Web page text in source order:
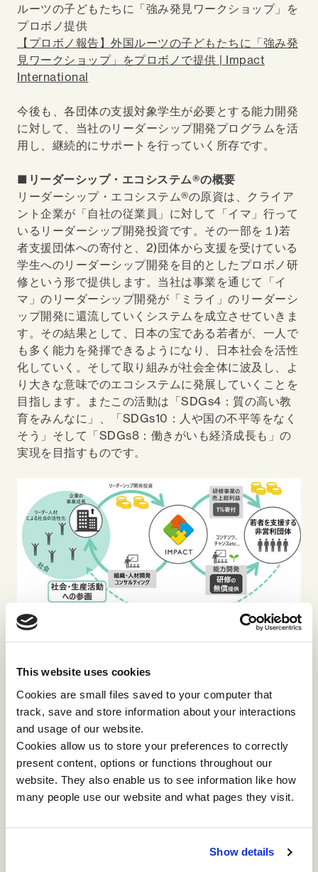
This website uses cookies
Cookies are small files saved to your computer that
track, save and store information about your interactions
and usage of our website.
Cookies allow us to store your preferences to correctly
present content, options or functions throughout our
website. They also enable us to see information like how
many people use our website and what pages they visit.
Show details
ルーツの子どもたちに「強み発見ワークショップ」を
プロボノ提供
【プロボノ報告】外国ルーツの子どもたちに「強み発
見ワークショップ」をプロボノで提供 | Impact
International
今後も、各団体の支援対象学生が必要とする能力開発
に対して、当社のリーダーシップ開発プログラムを活
用し、継続的にサポートを行っていく所存です。
■リーダーシップ・エコシステム®の概要
リーダーシップ・エコシステム®の原資は、クライア
ント企業が「自社の従業員」に対して「イマ」行って
いるリーダーシップ開発投資です。その一部を１)若
者支援団体への寄付と、2)団体から支援を受けている
学生へのリーダーシップ開発を目的としたプロボノ研
修という形で提供します。当社は事業を通じて「イ
マ」のリーダーシップ開発が「ミライ」のリーダーシ
ップ開発に還流していくシステムを成立させていきま
す。その結果として、日本の宝である若者が、一人で
も多く能力を発揮できるようになり、日本社会を活性
化していく。そして取り組みが社会全体に波及し、よ
り大きな意味でのエコシステムに発展していくことを
目指します。またこの活動は「SDGs4：質の高い教
育をみんなに」、「SDGs10：人や国の不平等をなく
そう」そして「SDGs8：働きがいも経済成長も」の
実現を目指すものです。
＊リーダーシップ・エコシステム®およびLeadership
■Leadership Eco Systemとは：
https://www.impactinternational.com/jp/action-
sdgs/leadership-eco-system
プロボノ研修実績レポート：第1回、第2回、第3回、
第8回、 第9回 、
第10